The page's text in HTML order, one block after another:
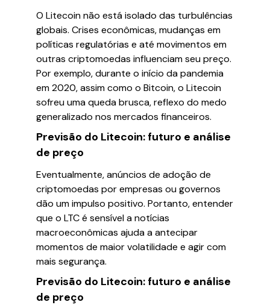
O Litecoin não está isolado das turbulências
globais. Crises econômicas, mudanças em
políticas regulatórias e até movimentos em
outras criptomoedas influenciam seu preço.
Por exemplo, durante o início da pandemia
em 2020, assim como o Bitcoin, o Litecoin
sofreu uma queda brusca, reflexo do medo
generalizado nos mercados financeiros.
Previsão do Litecoin: futuro e análise
de preço
Eventualmente, anúncios de adoção de
criptomoedas por empresas ou governos
dão um impulso positivo. Portanto, entender
que o LTC é sensível a notícias
macroeconômicas ajuda a antecipar
momentos de maior volatilidade e agir com
mais segurança.
Previsão do Litecoin: futuro e análise
de preço